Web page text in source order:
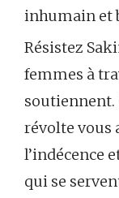
inhumain et
Résistez
femmes à
soutiennent.
révolte vous
l’indécence
qui se